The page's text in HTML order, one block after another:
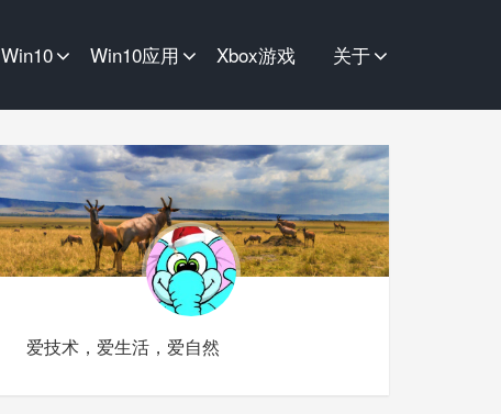
Win10 Win10应用 Xbox游戏 关于
爱技术，爱生活，爱自然